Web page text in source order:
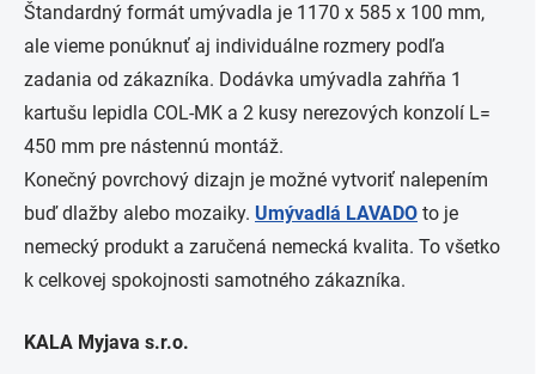
Štandardný formát umývadla je 1170 x 585 x 100 mm,
ale vieme ponúknuť aj individuálne rozmery podľa
zadania od zákazníka. Dodávka umývadla zahŕňa 1
kartušu lepidla COL-MK a 2 kusy nerezových konzolí L=
450 mm pre nástennú montáž.
Konečný povrchový dizajn je možné vytvoriť nalepením
buď dlažby alebo mozaiky. Umývadlá LAVADO to je
nemecký produkt a zaručená nemecká kvalita. To všetko
k celkovej spokojnosti samotného zákazníka.
KALA Myjava s.r.o.